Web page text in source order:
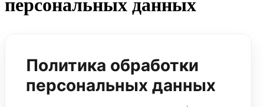
персональных данных
Политика обработки
персональных данных